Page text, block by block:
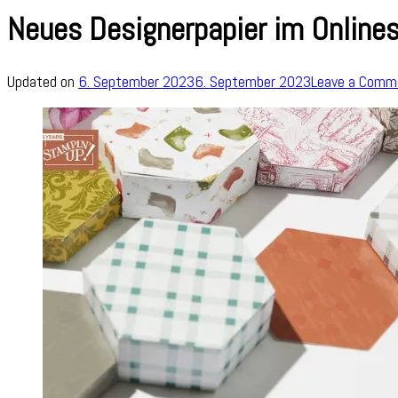
Neues Designerpapier im
Updated on 6. September 20236. September 2023Leave a